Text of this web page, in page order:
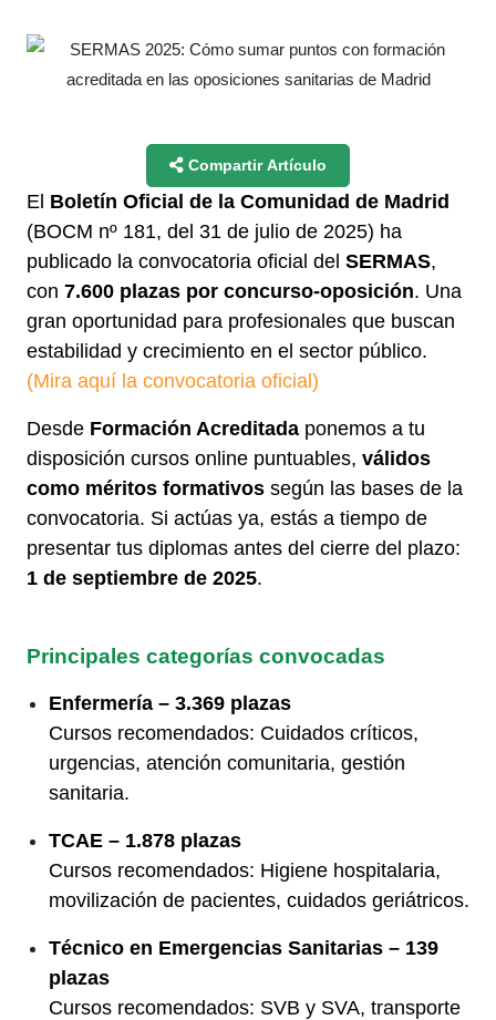
Compartir Artículo
El Boletín Oficial de la Comunidad de Madrid
(BOCM nº 181, del 31 de julio de 2025) ha
publicado la convocatoria oficial del SERMAS,
con 7.600 plazas por concurso-oposición. Una
gran oportunidad para profesionales que buscan
estabilidad y crecimiento en el sector público.
(Mira aquí la convocatoria oficial)
Desde Formación Acreditada ponemos a tu
disposición cursos online puntuables, válidos
como méritos formativos según las bases de la
convocatoria. Si actúas ya, estás a tiempo de
presentar tus diplomas antes del cierre del plazo:
1 de septiembre de 2025.
Principales categorías convocadas
Enfermería – 3.369 plazas
Cursos recomendados: Cuidados críticos,
urgencias, atención comunitaria, gestión
sanitaria.
TCAE – 1.878 plazas
Cursos recomendados: Higiene hospitalaria,
movilización de pacientes, cuidados geriátricos.
Técnico en Emergencias Sanitarias – 139
plazas
Cursos recomendados: SVB y SVA, transporte